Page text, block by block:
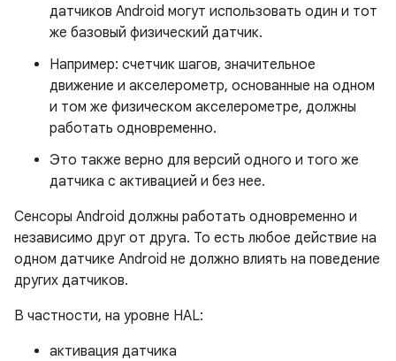
датчиков Android могут использовать один и тот
же базовый физический датчик.
Например: счетчик шагов, значительное
движение и акселерометр, основанные на одном
и том же физическом акселерометре, должны
работать одновременно.
Это также верно для версий одного и того же
датчика с активацией и без нее.
Сенсоры Android должны работать одновременно и
независимо друг от друга. То есть любое действие на
одном датчике Android не должно влиять на поведение
других датчиков.
В частности, на уровне HAL:
активация датчика